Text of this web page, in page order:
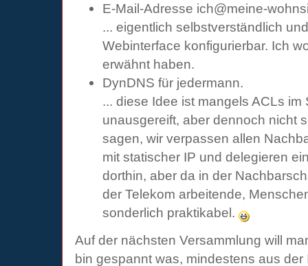
E-Mail-Adresse ich@meine-
... eigentlich selbstverständlich
Webinterface konfigurierbar. Ich
erwähnt haben.
DynDNS für jedermann.
... diese Idee ist mangels ACLs
unausgereift, aber dennoch nicht
sagen, wir verpassen allen
mit statischer IP und delegieren
dorthin, aber da in der
der Telekom arbeitende,
sonderlich praktikabel.
Auf der nächsten Versammlung will
bin gespannt was, mindestens aus